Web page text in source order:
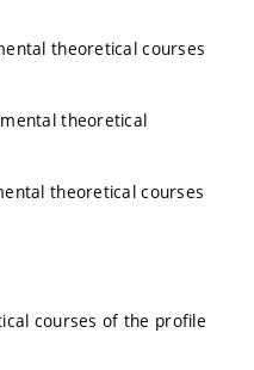
theoretical courses
theoretical
theoretical courses
courses of the profile